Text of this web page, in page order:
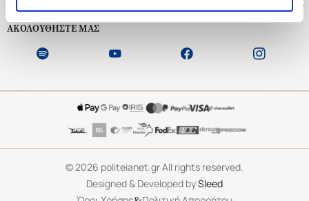
Εξυπηρέτηση Πελατών
ΑΚΟΛΟΥΘΗΣΤΕ ΜΑΣ
©2026 politeianet.gr All rights reserved.
Designed & Developed bySleed